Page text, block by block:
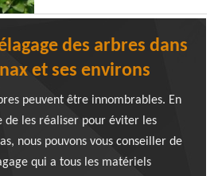
des arbres dans
et ses environs
peuvent être innombrables. En
de les réaliser pour éviter les
nous pouvons vous conseiller de
qui a tous les matériels